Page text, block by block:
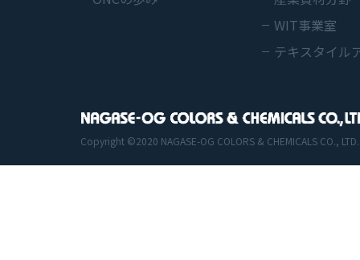
WIT事業室
テキスタイル
Copyright ©2020 NAGASE-OG COLORS & CHEMICALS CO.,